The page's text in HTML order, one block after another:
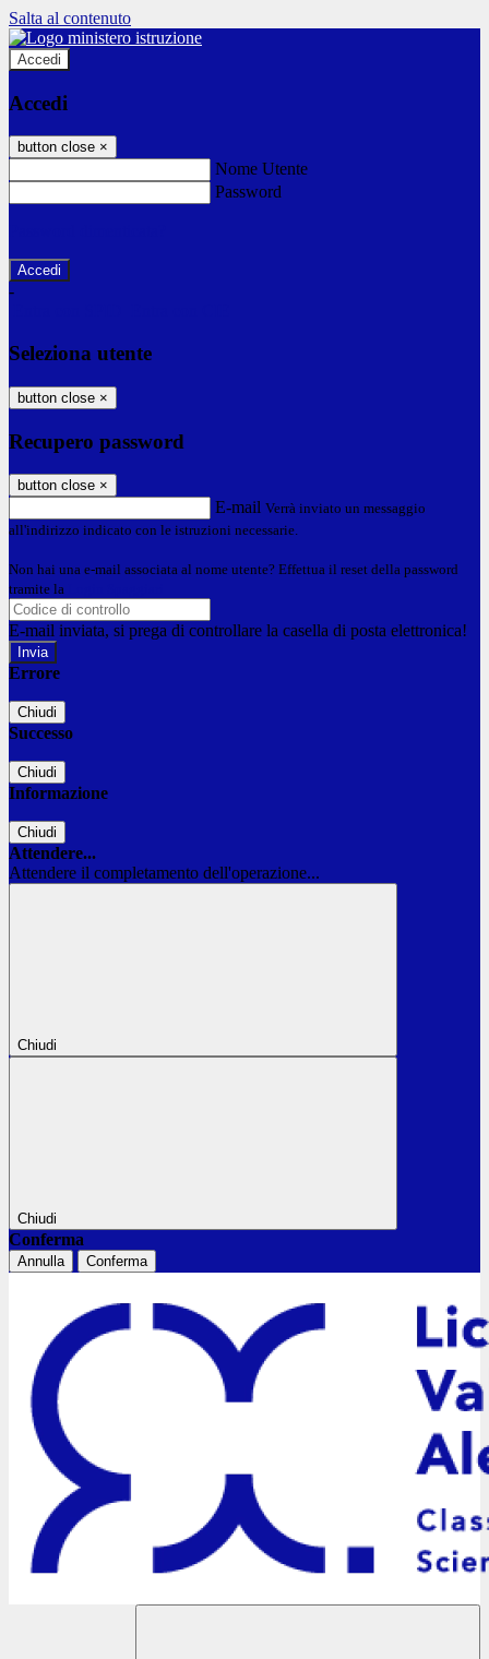
Salta al contenuto
Accedi
Accedi
button close ×
Nome Utente
Password
-
Seleziona utente
button close ×
Recupero password
button close ×
E-mail Verrà inviato un messaggio
all'indirizzo indicato con le istruzioni necessarie.
Non hai una e-mail associata al nome utente? Effettua il reset della password
tramite la
E-mail inviata, si prega di controllare la casella di posta elettronica!
Errore
Chiudi
Successo
Chiudi
Informazione
Chiudi
Attendere...
Attendere il completamento dell'operazione...
Chiudi
Chiudi
Conferma
Annulla Conferma